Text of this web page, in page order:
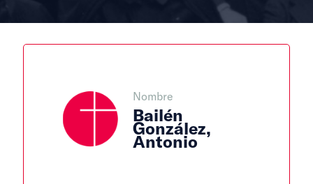
Nombre
Bailén
González,
Antonio